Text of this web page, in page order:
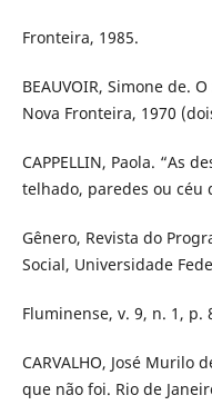
Fronteira, 1985.
BEAUVOIR, Simone de.
Nova Fronteira, 1970
CAPPELLIN, Paola. “As
telhado, paredes ou céu
Gênero, Revista do
Social, Universidade
Fluminense, v. 9, n. 1, p.
CARVALHO, José Murilo
que não foi. Rio de